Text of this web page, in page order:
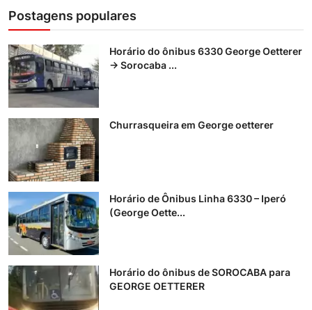
Postagens populares
Horário do ônibus 6330 George Oetterer
→ Sorocaba ...
Churrasqueira em George oetterer
Horário de Ônibus Linha 6330 – Iperó
(George Oette...
Horário do ônibus de SOROCABA para
GEORGE OETTERER